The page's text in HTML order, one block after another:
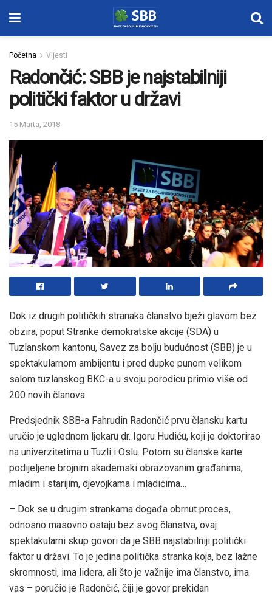
Početna Vijesti
Radončić: SBB je najstabilniji
politički faktor u državi
15 Marta, 2018
Dok iz drugih političkih stranaka članstvo bježi glavom bez
obzira, poput Stranke demokratske akcije (SDA) u
Tuzlanskom kantonu, Savez za bolju budućnost (SBB) je u
spektakularnom ambijentu i pred dupke punom velikom
salom tuzlanskog BKC-a u svoju porodicu primio više od
200 novih članova.
Predsjednik SBB-a Fahrudin Radončić prvu člansku kartu
uručio je uglednom ljekaru dr. Igoru Hudiću, koji je doktorirao
na univerzitetima u Tuzli i Oslu. Potom su članske karte
podijeljene brojnim akademski obrazovanim građanima,
mladim i starijim, djevojkama i mladićima…
– Dok se u drugim strankama događa obrnut proces,
odnosno masovno ostaju bez svog članstva, ovaj
spektakularni skup govori da je SBB najstabilniji politički
faktor u državi. To je jedina politička stranka koja, bez lažne
skromnosti, ima lidera, ali što je važnije ima članstvo, ima
vas – poručio je Radončić, čiji je govor prekidan